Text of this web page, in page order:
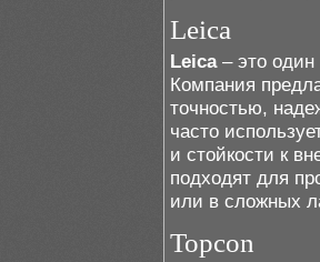
Leica
Leica– это один
Компания
точностью,
часто
и стойкости к
подходят для
или в сложных
Topcon